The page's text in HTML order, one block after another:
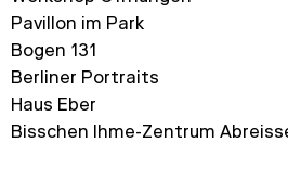
Pavillon im Park
Bogen 131
Berliner Portraits
Haus Eber
Bisschen Ihme-Zentrum